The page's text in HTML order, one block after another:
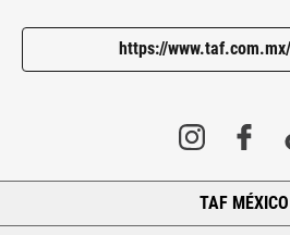
https://
TAF MÉXICO